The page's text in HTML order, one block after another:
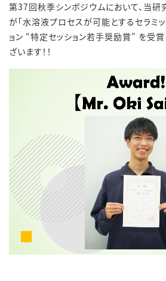
第37回秋季シンポジウムにおいて、当
が「水溶液プロセスが可能とするセラミ
ョン “特定セッション若手奨励賞” を受賞
ざいます！！